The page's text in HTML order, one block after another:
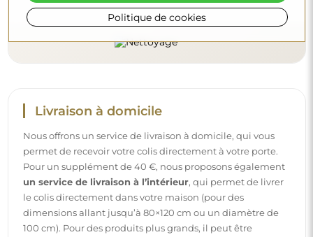
Livraison à domicile
Nous offrons un service de livraison à domicile, qui vous
permet de recevoir votre colis directement à votre porte.
Pour un supplément de 40 €, nous proposons également
un service de livraison à l’intérieur, qui permet de livrer
le colis directement dans votre maison (pour des
dimensions allant jusqu’à 80×120 cm ou un diamètre de
100 cm). Pour des produits plus grands, il peut être
Politique de cookies